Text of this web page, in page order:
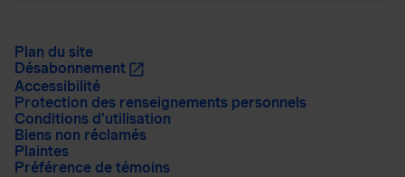
Plan du site
Désabonnement
Accessibilité
Protection des renseignements personnels
Conditions d’utilisation
Biens non réclamés
Plaintes
Préférence de témoins